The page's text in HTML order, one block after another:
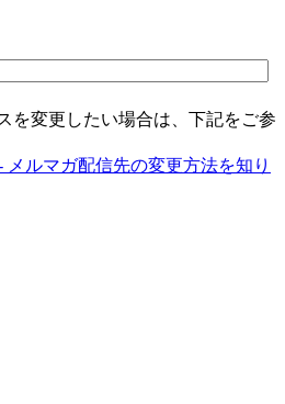
を変更したい場合は、下記をご参
ルマガ配信先の変更方法を知り